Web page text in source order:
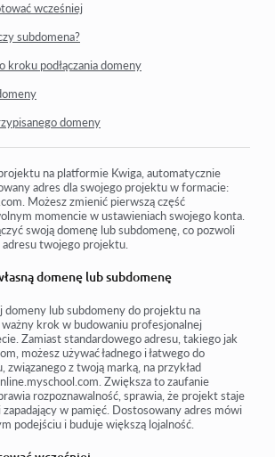
język dla strony na Kwiga
otrzymywane przez uczniów
wcześniej
subdomena?
kroku podłączania domeny
domeny
na platformie Kwiga, automatycznie
adres dla swojego projektu w formacie:
Możesz zmienić pierwszą część
momencie w ustawieniach swojego konta.
swoją domenę lub subdomenę, co pozwoli
twojego projektu.
domenę lub subdomenę
domeny lub subdomeny do projektu na
krok w budowaniu profesjonalnej
Zamiast standardowego adresu, takiego jak
możesz używać ładnego i łatwego do
związanego z twoją marką, na przykład
Zwiększa to zaufanie
rozpoznawalność, sprawia, że projekt staje
w pamięć. Dostosowany adres mówi
podejściu i buduje większą lojalność.